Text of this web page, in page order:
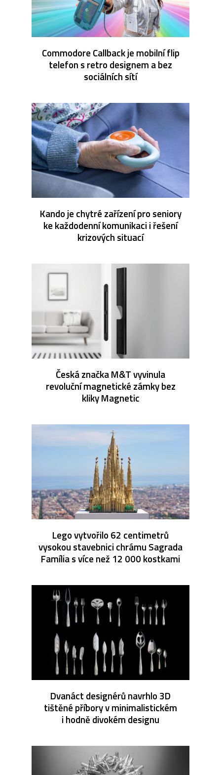
Commodore Callback je mobilní flip
telefon s retro designem a bez
sociálních sítí
Kando je chytré zařízení pro seniory
ke každodenní komunikaci i řešení
krizových situací
Česká značka M&T vyvinula
revoluční magnetické zámky bez
kliky Magnetic
Lego vytvořilo 62 centimetrů
vysokou stavebnici chrámu Sagrada
Família s více než 12 000 kostkami
Dvanáct designérů navrhlo 3D
tištěné příbory v minimalistickém
i hodně divokém designu